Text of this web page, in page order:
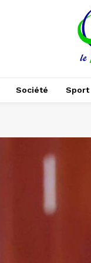
Société Sport